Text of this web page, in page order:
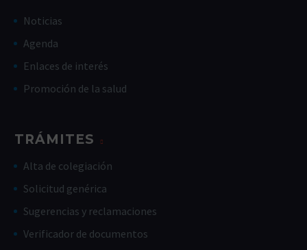
Noticias
Agenda
Enlaces de interés
Promoción de la salud
TRÁMITES
Alta de colegiación
Solicitud genérica
Sugerencias y reclamaciones
Verificador de documentos